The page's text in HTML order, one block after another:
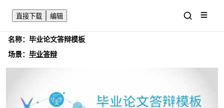
直接下载 编辑
名称： 毕业论文答辩模板
场景： 毕业答辩